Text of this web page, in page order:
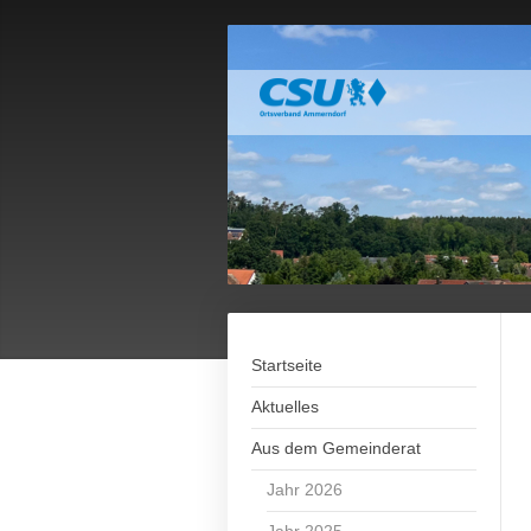
Startseite
Aktuelles
Aus dem Gemeinderat
Jahr 2026